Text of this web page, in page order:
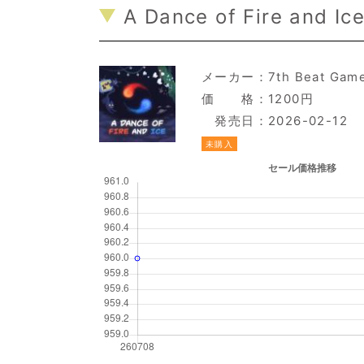
A Dance of Fire and
メーカー： 7th Beat
価 格：1200円
発売日：2026-02-12
未購入